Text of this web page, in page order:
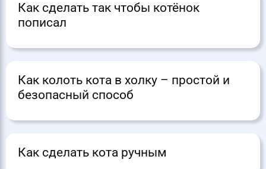
Как сделать так чтобы котёнок
пописал
Как колоть кота в холку – простой и
безопасный способ
Как сделать кота ручным